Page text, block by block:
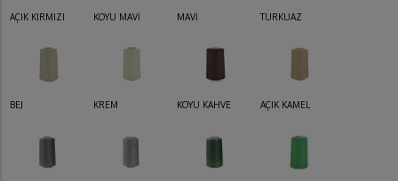
AÇIK KIRMIZI KOYU MAVİ MAVİ TURKUAZ
BEJ KREM KOYU KAHVE AÇIK KAMEL